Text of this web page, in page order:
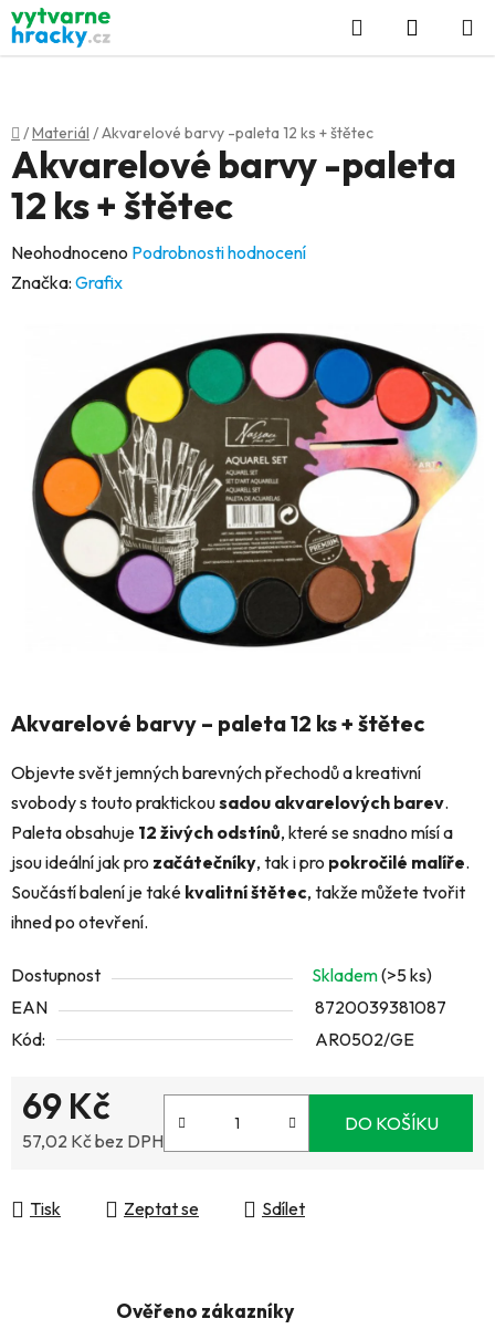
Přejít
na
obsah
Hledat
KOŠÍK
Domů
/Materiál /Akvarelové barvy -paleta 12 ks + štětec
Akvarelové barvy – paleta 12 ks + štětec
Objevte svět jemných barevných přechodů a kreativní
svobody s touto praktickousadou akvarelových barev.
Paleta obsahuje 12 živých odstínů, které se snadno mísí a
jsou ideální jak pro začátečníky, tak i pro pokročilé malíře.
Součástí balení je také kvalitní štětec, takže můžete tvořit
ihned po otevření.
Dostupnost Skladem(>5 ks)
EAN
8720039381087
Kód:
AR0502/GE
69 Kč
57,02 Kč bez DPH
DO KOŠÍKU
Tisk Zeptat se Sdílet
Akvarelové barvy -paleta
12 ks + štětec
Průměrné
hodnocení
hvězdiček.
Neohodnoceno Podrobnosti hodnocení
Značka: Grafix
Ověřeno zákazníky